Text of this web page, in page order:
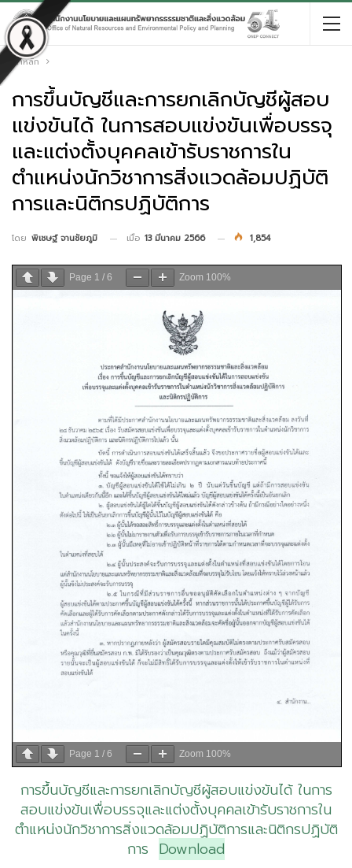
หน้าหลัก
การขึ้นบัญชีและการยกเลิกบัญชีผู้สอบ
แข่งขันได้ ในการสอบแข่งขันเพื่อบรรจุ
และแต่งตั้งบุคคลเข้ารับราชการใน
ตำแหน่งนักวิชาการสิ่งแวดล้อมปฏิบัติ
การและนิติกรปฏิบัติการ
โดย พิเชษฐ์ จานชัยภูมิ เมื่อ 13 มีนาคม 2566 1,854
Page 1 / 6 Zoom 100%
Page 1 / 6 Zoom 100%
การขึ้นบัญชีและการยกเลิกบัญชีผู้สอบแข่งขันได้ ในการ
สอบแข่งขันเพื่อบรรจุและแต่งตั้งบุคคลเข้ารับราชการใน
ตำแหน่งนักวิชาการสิ่งแวดล้อมปฏิบัติการและนิติกรปฏิบัติ
การ Download